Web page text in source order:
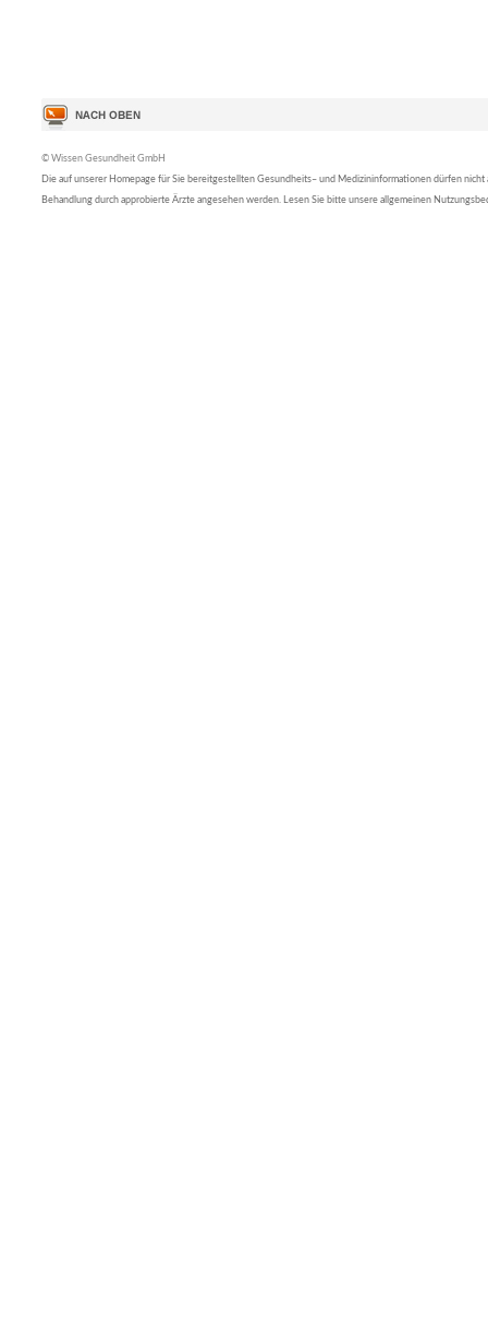
© Wissen Gesundheit GmbH
Die auf unserer Homepage für Sie bereitgestellten Gesundheits– und Medizininformationen dürfen nicht
Behandlung durch approbierte Ärzte angesehen werden. Lesen Sie bitte unsere allgemeinen